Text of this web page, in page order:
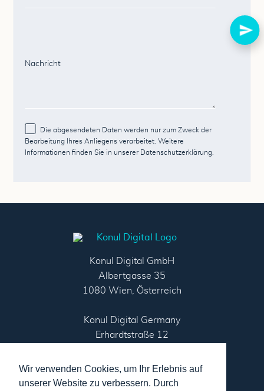
Wir verwenden Cookies, um Ihr Erlebnis auf
unserer Website zu verbessern. Durch
Die abgesendeten Daten werden nur zum Zweck der
Bearbeitung Ihres Anliegens verarbeitet. Weitere
Informationen finden Sie in unserer Datenschutzerklärung
Konul Digital GmbH
Albertgasse 35
1080 Wien, Österreich
Konul Digital Germany
Erhardtstraße 12
Tel: +49-8806-92890-11